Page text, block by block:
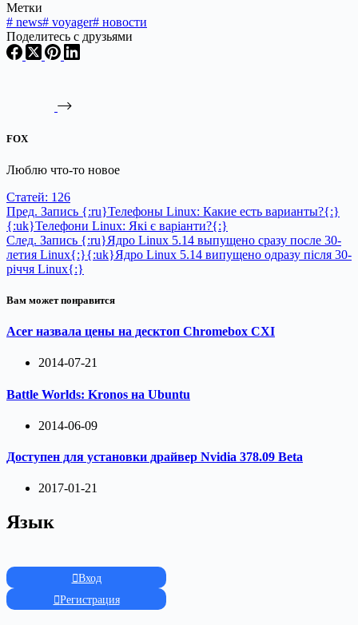
Метки
# news# voyager# новости
Поделитесь с друзьями
FOX
Люблю что-то новое
Статей: 126
Пред. Запись {:ru}Телефоны Linux: Какие есть варианты?{:}
{:uk}Телефони Linux: Які є варіанти?{:}
След. Запись {:ru}Ядро Linux 5.14 выпущено сразу после 30-
летия Linux{:}{:uk}Ядро Linux 5.14 випущено одразу після 30-
річчя Linux{:}
Вам может понравится
Acer назвала цены на десктоп Chromebox CXI
2014-07-21
Battle Worlds: Kronos на Ubuntu
2014-06-09
Доступен для установки драйвер Nvidia 378.09 Beta
2017-01-21
Язык
Вход
Регистрация